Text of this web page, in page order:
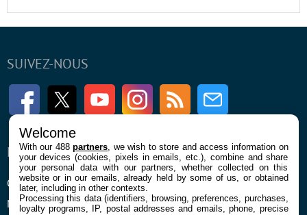
SUIVEZ-NOUS
FacebookTwitter Youtube InstagramRSS Newsletter
ENTREPRISE
Qui sommes nous
Mentions légales et CGU
À PROPOS
La rédaction
Contact
Welcome
With our 488partners , we wish to store and access information on
your devices (cookies, pixels in emails, etc.), combine and share
your personal data with our partners, whether collected on this
website or in our emails, already held by some of us, or obtained
later, including in other contexts.
Processing this data (identifiers, browsing, preferences, purchases,
loyalty programs, IP, postal addresses and emails, phone, precise